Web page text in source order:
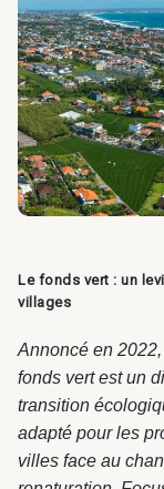
Le fonds vert : un
villages
Annoncé en
fonds vert est un
transition
adapté pour les
villes face au